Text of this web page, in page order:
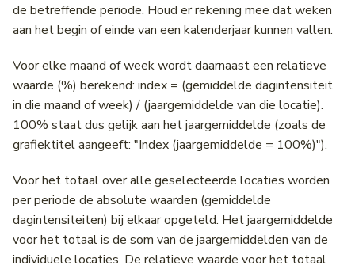
de betreffende periode. Houd er rekening mee dat weken
aan het begin of einde van een kalenderjaar kunnen vallen.
Voor elke maand of week wordt daarnaast een relatieve
waarde (%) berekend: index = (gemiddelde dagintensiteit
in die maand of week) / (jaargemiddelde van die locatie).
100% staat dus gelijk aan het jaargemiddelde (zoals de
grafiektitel aangeeft: "Index (jaargemiddelde = 100%)").
Voor het totaal over alle geselecteerde locaties worden
per periode de absolute waarden (gemiddelde
dagintensiteiten) bij elkaar opgeteld. Het jaargemiddelde
voor het totaal is de som van de jaargemiddelden van de
individuele locaties. De relatieve waarde voor het totaal